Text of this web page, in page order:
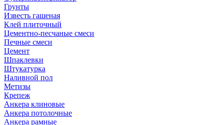
Грунты
Известь гашеная
Клей плиточный
Цементно-песчаные смеси
Печные смеси
Цемент
Шпаклевки
Штукатурка
Наливной пол
Метизы
Крепеж
Анкера клиновые
Анкера потолочные
Анкера рамные